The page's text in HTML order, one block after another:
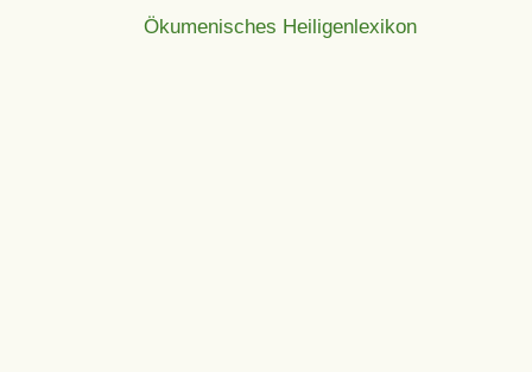
Ökumenisches Heiligenlexikon